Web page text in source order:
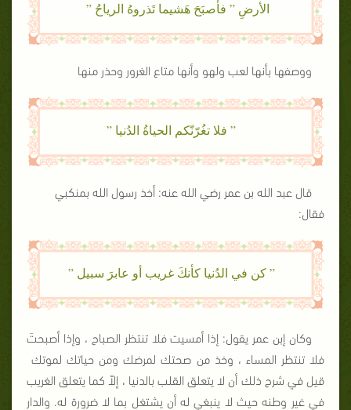
الأرضِ ” فأصبَحَ هَشيما تَذروهُ الرياحُ ”
ووصفها بأنها لعب ولهو وأنها متاع الغرور وحذر منها
” فلا تغُرّنّكم الحياةُ الدُنيا ”
قال عبد الله بن عمر رضي الله عنه: أخذ رسول الله بمنكبي
فقال:
” كن في الدُنيا كأنكَ غريب أو عابرَ سبيل ”
وكان إبن عمر يقول: إذا أمسيت فلا تنتظر الصباح ، وإذا أصبحتَ
فلا تنتظر المساء ، وخذ من صحتك لمرضك ومن حياتك لموتك
قيل في شرح ذلك أن لا يتعلق القلب بالدنيا ، إلاّ كما يتعلق الغريب
في غير وطنه حيث لا ينبغي له أن يشتغل بما لا ضرورة له. والدار